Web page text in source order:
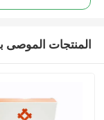
المنتجات الموصى